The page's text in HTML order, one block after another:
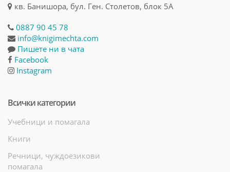
кв. Банишора, бул. Ген. Столетов, блок 5А
0887 90 45 78
info@knigimechta.com
Пишете ни в чата
Facebook
Instagram
Всички категории
Учебници и помагала
Книги
Речници, чуждоезикови
помагала